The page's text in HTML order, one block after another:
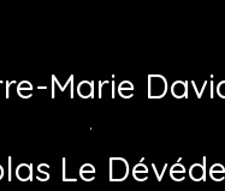
Marie
·
Le